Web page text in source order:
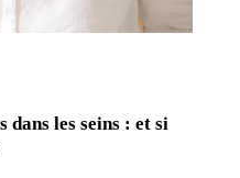
dans les seins : et si